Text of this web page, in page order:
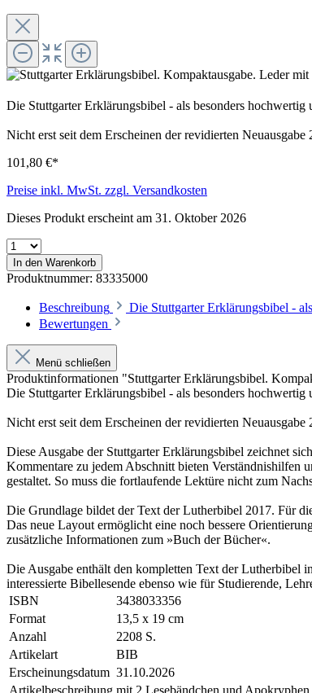
Die Stuttgarter Erklärungsbibel - als besonders hochwertig
Nicht erst seit dem Erscheinen der revidierten
101,80 €*
Preise inkl. MwSt. zzgl. Versandkosten
Dieses Produkt erscheint am 31. Oktober 2026
In den Warenkorb
Produktnummer: 83335000
Beschreibung Die Stuttgarter Erklärungsbibel -
Bewertungen
Menü schließen
Produktinformationen "Stuttgarter Erklärungsbibel.
Die Stuttgarter Erklärungsbibel - als besonders hochwertig
Nicht erst seit dem Erscheinen der revidierten
Diese Ausgabe der Stuttgarter Erklärungsbibel zeichnet
Kommentare zu jedem Abschnitt bieten Verständnishilfen
gestaltet. So muss die fortlaufende Lektüre nicht zum
Die Grundlage bildet der Text der Lutherbibel 2017. Für
Das neue Layout ermöglicht eine noch bessere
zusätzliche Informationen zum »Buch der Bücher«.
Die Ausgabe enthält den kompletten Text der Lutherbibel
interessierte Bibellesende ebenso wie für Studierende,
ISBN
3438033356
Format
13,5 x 19 cm
Anzahl
2208 S.
Artikelart
BIB
Erscheinungsdatum 31.10.2026
Artikelbeschreibung mit 2 Lesebändchen und